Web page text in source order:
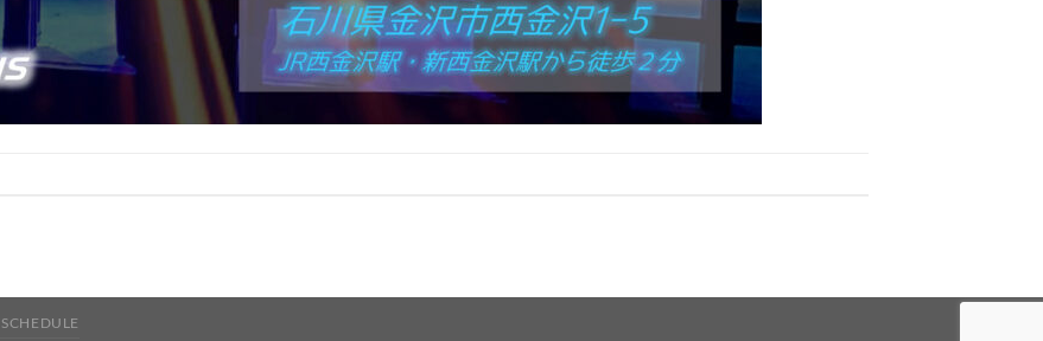
SCHEDULE